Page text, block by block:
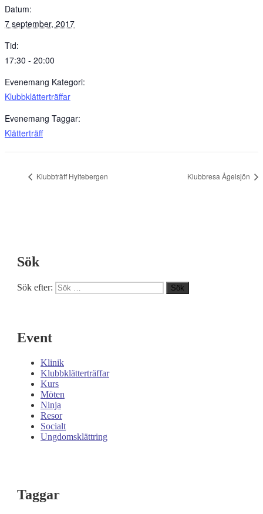
Datum:
7 september, 2017
Tid:
17:30 - 20:00
Evenemang Kategori:
Klubbklätterträffar
Evenemang Taggar:
Klätterträff
Klubbträff Hyltebergen Klubbresa Ågelsjön
Sök
Sök efter: Sök
Event
Klinik
Klubbklätterträffar
Kurs
Möten
Ninja
Resor
Socialt
Ungdomsklättring
Taggar